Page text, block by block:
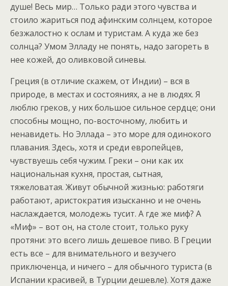
душе! Весь мир… Только ради этого чувства и
стоило жариться под афинским солнцем, которое
безжалостно к ослам и туристам. А куда же без
солнца? Умом Элладу не понять, надо загореть в
нее кожей, до оливковой синевы.
Греция (в отличие скажем, от Индии) – вся в
природе, в местах и состояниях, а не в людях. Я
люблю греков, у них большое сильное сердце; они
способны мощно, по-восточному, любить и
ненавидеть. Но Эллада – это море для одинокого
плавания. Здесь, хотя и среди европейцев,
чувствуешь себя чужим. Греки – они как их
национальная кухня, простая, сытная,
тяжеловатая. Живут обычной жизнью: работяги
работают, аристократия изысканно и не очень
наслаждается, молодежь тусит. А где же миф? А
«Миф» – вот он, на столе стоит, только руку
протяни: это всего лишь дешевое пиво. В Греции
есть все – для внимательного и везучего
приключенца, и ничего – для обычного туриста (в
Испании красивей, в Турции дешевле). Хотя даже